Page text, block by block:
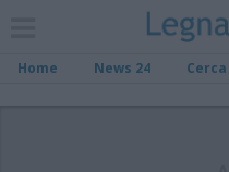
Home News 24 Cerca